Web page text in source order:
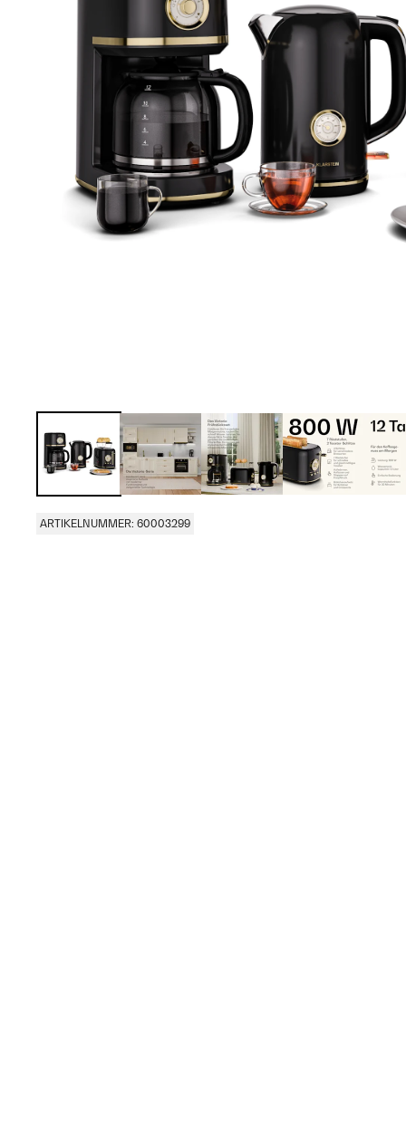
ARTIKELNUMMER: 60003299